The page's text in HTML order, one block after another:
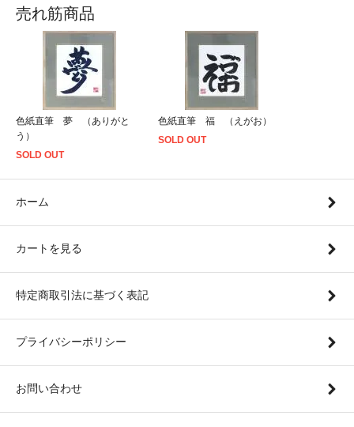
売れ筋商品
色紙直筆 夢 （ありがと
う）
SOLD OUT
色紙直筆 福 （えがお）
SOLD OUT
ホーム
カートを見る
特定商取引法に基づく表記
プライバシーポリシー
お問い合わせ